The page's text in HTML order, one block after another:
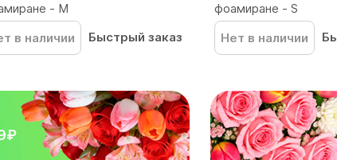
- M
в наличии
Быстрый заказ
фоамиране - S
Нет в наличии